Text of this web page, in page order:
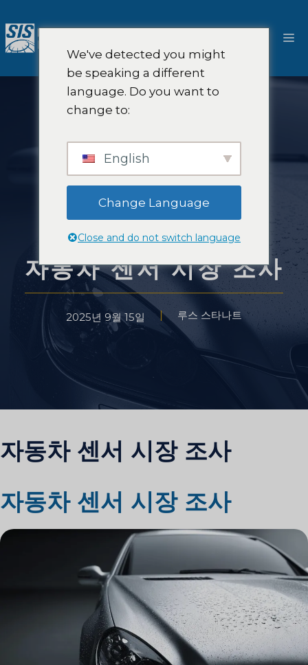
텐
츠
메
자동차 센서 시장 조사
2025년 9월 15일 루스 스타나트
자동차 센서 시장 조사
자동차 센서 시장 조사
We've detected you might
be speaking a different
language. Do you want to
change to:
English
Change Language
Close and do not switch language